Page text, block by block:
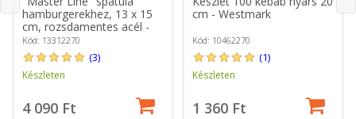
hamburgerekhez, 13 x 15
cm, rozsdamentes acél -
Westmark
Kód: 13312270
(3)
Készleten
4 090 Ft
cm - Westmark
Kód: 10462270
(1)
Készleten
1 360 Ft